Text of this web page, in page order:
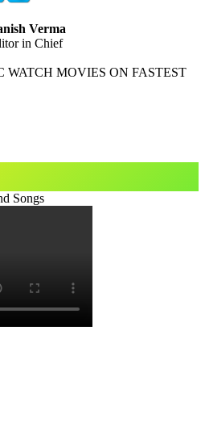
Verma
in Chief
MOVIES ON FASTEST
Songs